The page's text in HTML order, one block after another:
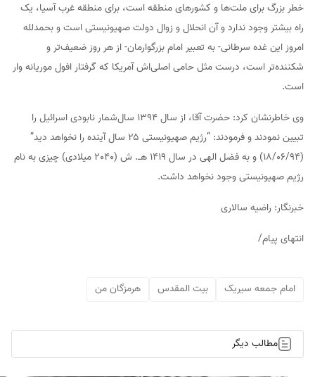
خطر بزرگ برای ملت‌ها و کشورهای منطقه است، برای منطقه غرب آسیا، یک
راه بیشتر وجود ندارد و آن انحلال و زوال دولت صهیونیستی است و بحمدلله
امروز این غده سرطانی- به تعبیر امام بزرگوارمان- از هر روز ضعیف‌تر و
شکننده‌تر است، درست مثل حامی اصلی‌اش آمریکا که گرفتار افول موریانه وار
است.
وی خاطرنشان کرد: حضرت آقا، از سال 1394 سال‌شمار نابودی اسرائیل را
تبیین نمودند و فرمودند: “رژیم صهیونیستی ۲۵ سال آینده را نخواهد دید”
(18/06/94) و به فضل الهی در سال 1419 هـ. ش (2040 میلادی) چیزی به نام
رژیم صهیونیستی وجود نخواهد داشت.
خبرنگار: راضیه سالاری
انتهای پیام/
امام جمعه سیریک بیت المقدس هرمزگان من
مطالب دیگر